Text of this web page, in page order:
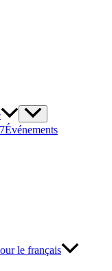
Événements
le français